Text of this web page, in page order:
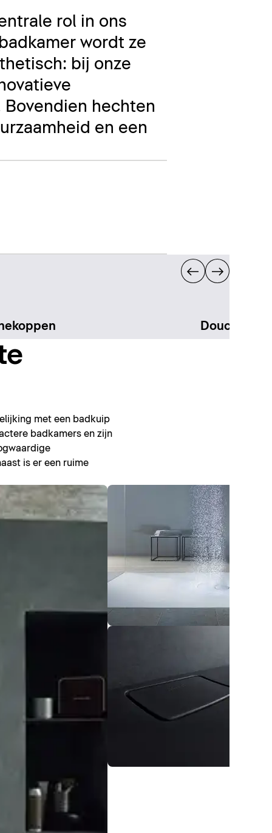
rol in ons
wordt ze
bij onze
hechten
en een
met een badkuip
badkamers en zijn
is er een ruime